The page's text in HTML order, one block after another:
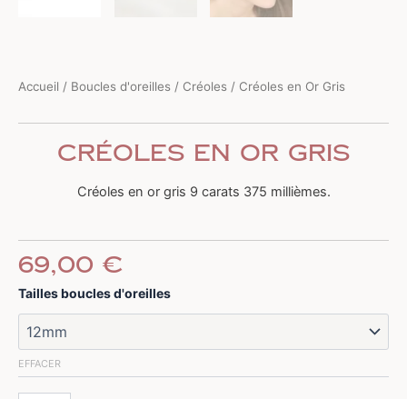
Accueil / Boucles d'oreilles / Créoles / Créoles en Or Gris
Créoles en Or Gris
Créoles en or gris 9 carats 375 millièmes.
69,00 €
Tailles boucles d'oreilles
EFFACER
quantité
Créoles
Or
Gris